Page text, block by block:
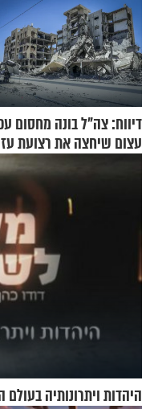
דיווח: צה"ל בונה מחסום
עצום שיחצה את רצועת
היהדות ויתרונותיה